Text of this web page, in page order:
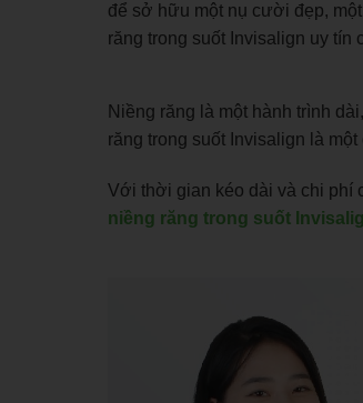
để sở hữu một nụ cười đẹp,
răng trong suốt Invisalign uy tín
Niềng răng là một hành trình
răng trong suốt Invisalign là
Với thời gian kéo dài và chi phí
niềng răng trong suốt